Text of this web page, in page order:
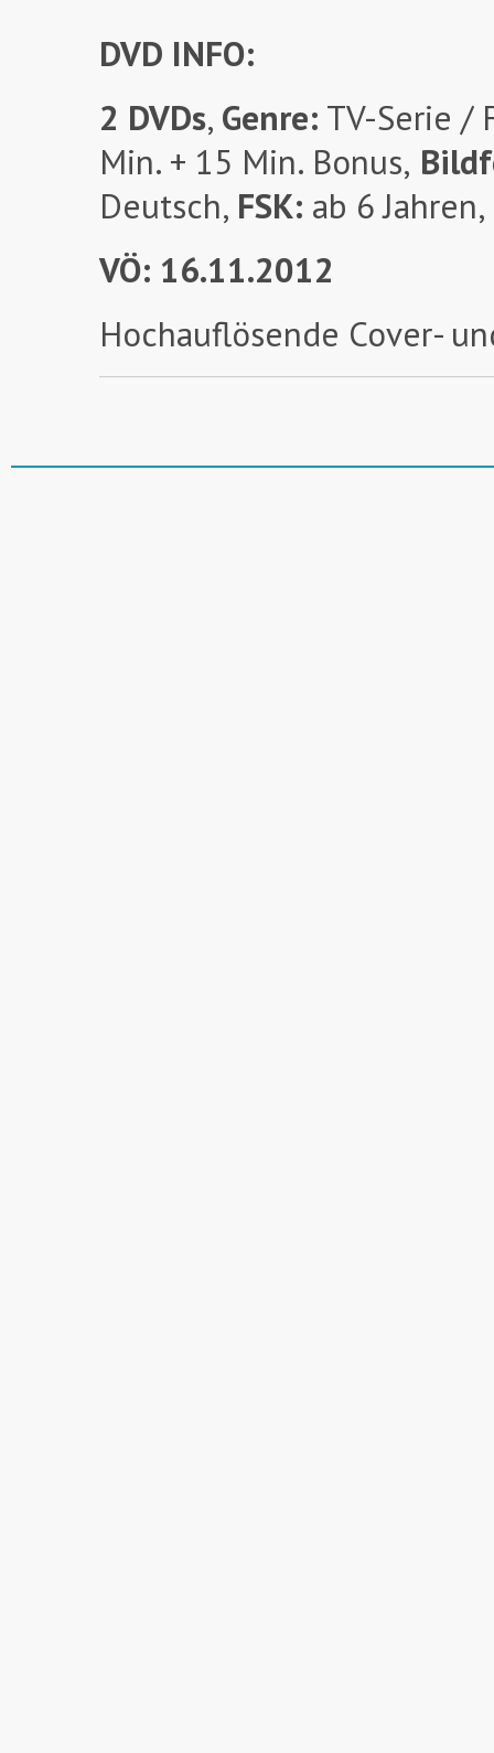
DVD INFO:
2 DVDs, Genre: TV-Serie /
Min. + 15 Min. Bonus,
Deutsch, FSK: ab 6 Jahren,
VÖ: 16.11.2012
Hochauflösende Cover-